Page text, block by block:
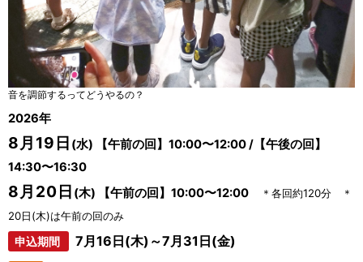
音を調節するってどうやるの？
2026年
8月19日 (水) 【午前の回】10:00〜12:00 /【午後の回】
14:30〜16:30
8月20日 (木) 【午前の回】10:00〜12:00
＊各回約120分 ＊
20日(木)は午前の回のみ
申込期間 7月16日(木)～7月31日(金)